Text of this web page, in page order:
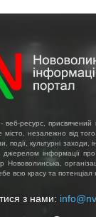
ресурс, присвячений
місто, незалежно від
події, культурні
інформації про
Нововолинська,
всю красу та потенціал
з нами: